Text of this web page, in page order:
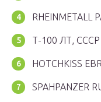
RHEINMETALL
Т-100 ЛТ, СССР
HOTCHKISS
SPAHPANZER